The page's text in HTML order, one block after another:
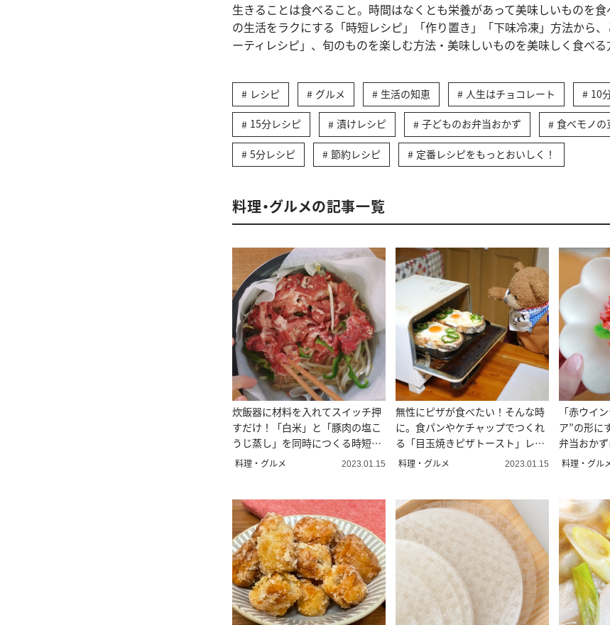
生きることは食べること。時間はなくとも栄養があって美味しいものを
の生活をラクにする「時短レシピ」「作り置き」「下味冷凍」方法から
ーティレシピ」、旬のものを楽しむ方法・美味しいものを美味しく食べる
レシピ グルメ 生活の知恵 人生はチョコレート 10
15分レシピ 漬けレシピ 子どものお弁当おかず 食べモノの
5分レシピ 節約レシピ 定番レシピをもっとおいしく！
料理・グルメの記事一覧
炊飯器に材料を入れてスイッチ押
すだけ！「白米」と「豚肉の塩こ
うじ蒸し」を同時につくる時短レ
シピ
料理・グルメ 2023.01.15
無性にピザが食べたい！そんな時
に。食パンやケチャップでつくれ
る「目玉焼きピザトースト」レシ
ピ
料理・グルメ 2023.01.15
「赤ウイ
ア”の形に
弁当おかず
料理・グル